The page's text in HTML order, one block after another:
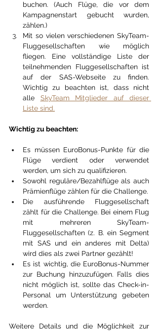
buchen. (Auch Flüge, die vor dem
Kampagnenstart gebucht wurden,
zählen.)
Mit so vielen verschiedenen SkyTeam-
Fluggesellschaften wie möglich
fliegen. Eine vollständige Liste der
teilnehmenden Fluggesellschaften ist
auf der SAS-Webseite zu finden.
Wichtig zu beachten ist, dass nicht
alle SkyTeam Mitglieder auf dieser
Liste sind.
Wichtig zu beachten:
Es müssen EuroBonus-Punkte für die
Flüge verdient oder verwendet
werden, um sich zu qualifizieren.
Sowohl reguläre/Bezahlflüge als auch
Prämienflüge zählen für die Challenge.
Die ausführende Fluggesellschaft
zählt für die Challenge. Bei einem Flug
mit mehreren SkyTeam-
Fluggesellschaften (z. B. ein Segment
mit SAS und ein anderes mit Delta)
wird dies als zwei Partner gezählt!
Es ist wichtig, die EuroBonus-Nummer
zur Buchung hinzuzufügen. Falls dies
nicht möglich ist, sollte das Check-in-
Personal um Unterstützung gebeten
werden.
Weitere Details und die Möglichkeit zur